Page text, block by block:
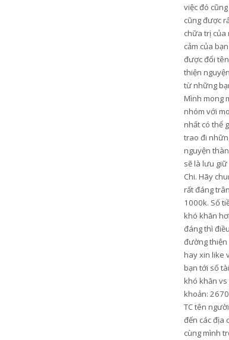
việc đó
cũng được
chữa trị của
cảm của
được đổi
thiện
từ những
Mình mong
nhóm với
nhất có thể
trao đi
nguyện
sẽ là lưu
Chi. Hãy
rất đáng
1000k. Số
khó khăn
đáng thì
đường thiện
hay xin like
bạn tới số
khó khăn vs
khoản:
TC tên
đến các địa
cùng mình